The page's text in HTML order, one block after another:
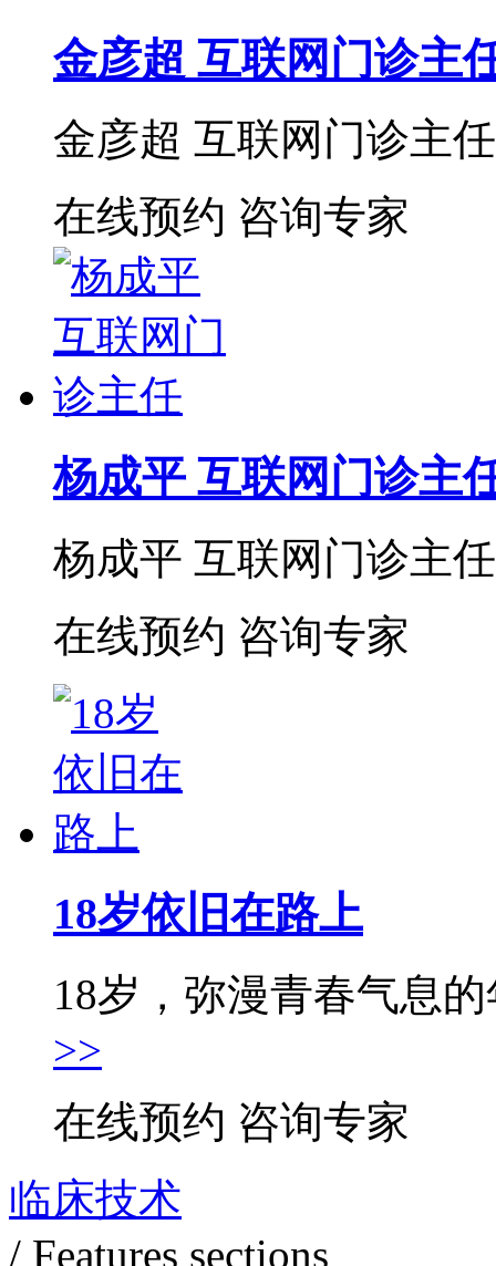
金彦超 互联网门诊主
金彦超 互联网门诊主
在线预约 咨询专家
杨成平 互联网门诊主
杨成平 互联网门诊主
在线预约 咨询专家
18岁依旧在路上
18岁，弥漫青春气息
>>
在线预约 咨询专家
临床技术
/ Features sections